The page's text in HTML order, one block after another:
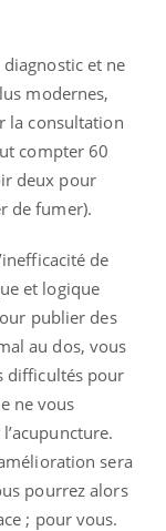
et ne
modernes,
la consultation
compter 60
deux pour
de fumer).
de
et logique
publier des
au dos, vous
difficultés pour
ne vous
sera
pourrez alors
; pour vous.